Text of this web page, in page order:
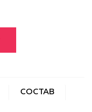
СОСТАВ